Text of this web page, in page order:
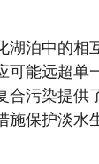
湖泊中的相
能远超单
合污染提供
保护淡水